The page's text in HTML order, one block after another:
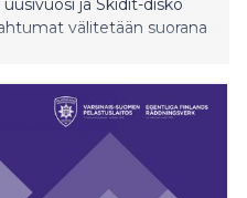
välitetään suorana